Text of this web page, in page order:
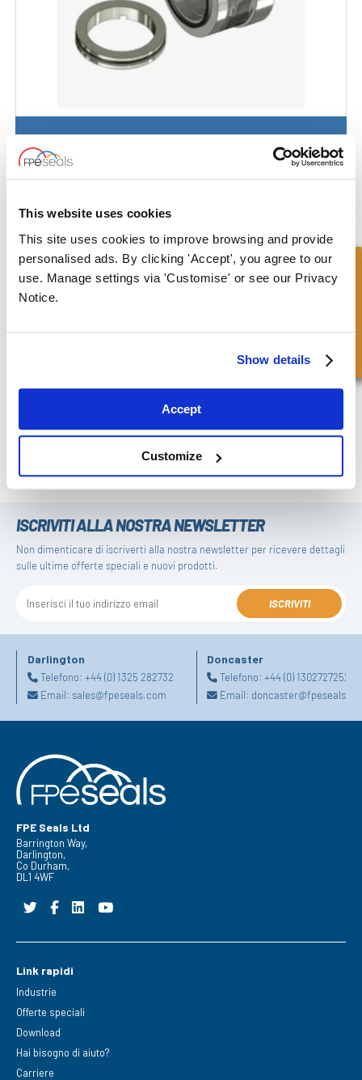
This website uses cookies
This site uses cookies to improve browsing and provide
personalised ads. By clicking 'Accept', you agree to our
use. Manage settings via 'Customise' or see our Privacy
Notice.
Show details
Accept
Customize
ISCRIVITI ALLA NOSTRA NEWSLETTER
Non dimenticare di iscriverti alla nostra newsletter per ricevere dettagli
sulle ultime offerte speciali e nuovi prodotti.
ISCRIVITI
Darlington
Telefono: +44 (0) 1325 282732
Email: sales@fpeseals.com
Doncaster
Telefono:+44 (0) 1302727252
Email:
FPE Seals Ltd
Barrington Way,
Darlington,
Co Durham,
DL1 4WF
Link rapidi
Industrie
Offerte speciali
Download
Hai bisogno di aiuto?
Carriere
Richiesta Veloce